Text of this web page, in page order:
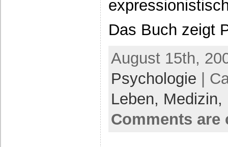
Das Buch zeigt
August 15th,
Psychologie |
Leben, Medizin,
Comments are